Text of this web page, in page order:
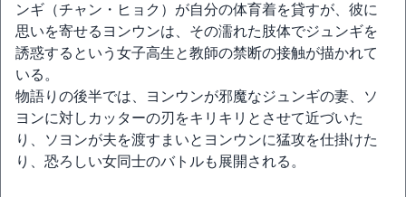
ンギ（チャン・ヒョク）が自分の体育着を貸すが、彼に
思いを寄せるヨンウンは、その濡れた肢体でジュンギを
誘惑するという女子高生と教師の禁断の接触が描かれて
いる。
物語りの後半では、ヨンウンが邪魔なジュンギの妻、ソ
ヨンに対しカッターの刃をキリキリとさせて近づいた
り、ソヨンが夫を渡すまいとヨンウンに猛攻を仕掛けた
り、恐ろしい女同士のバトルも展開される。